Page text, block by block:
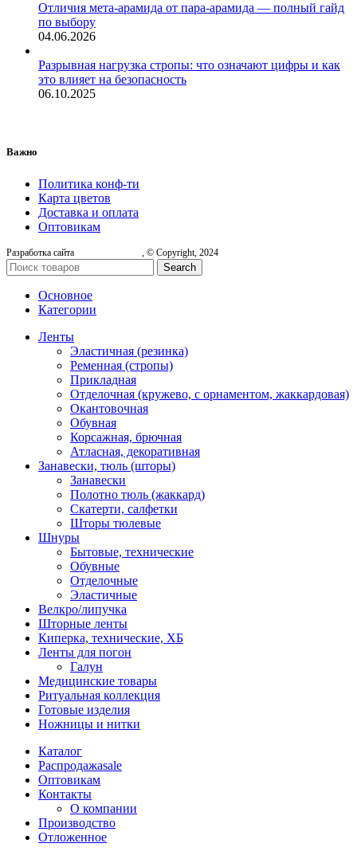
Отличия мета-арамида от пара-арамида — полный гайд
по выбору
04.06.2026
Разрывная нагрузка стропы: что означают цифры и как
это влияет на безопасность
06.10.2025
Важно
Политика конф-ти
Карта цветов
Доставка и оплата
Оптовикам
Разработка сайта , © Copyright, 2024
Search
Основное
Категории
Ленты
Эластичная (резинка)
Ременная (стропы)
Прикладная
Отделочная (кружево, с орнаментом, жаккардовая)
Окантовочная
Обувная
Корсажная, брючная
Атласная, декоративная
Занавески, тюль (шторы)
Занавески
Полотно тюль (жаккард)
Скатерти, салфетки
Шторы тюлевые
Шнуры
Бытовые, технические
Обувные
Отделочные
Эластичные
Велкро/липучка
Шторные ленты
Киперка, технические, ХБ
Ленты для погон
Галун
Медицинские товары
Ритуальная коллекция
Готовые изделия
Ножницы и нитки
Каталог
Распродажаsale
Оптовикам
Контакты
О компании
Производство
Отложенное